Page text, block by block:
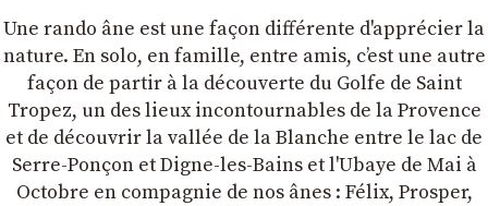
Une rando âne est une façon différente d'apprécier la
nature. En solo, en famille, entre amis, cʼest une autre
façon de partir à la découverte du Golfe de Saint
Tropez, un des lieux incontournables de la Provence
et de découvrir la vallée de la Blanche entre le lac de
Serre-Ponçon et Digne-les-Bains et l'Ubaye de Mai à
Octobre en compagnie de nos ânes : Félix, Prosper,